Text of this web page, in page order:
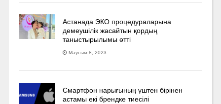
Астанада ЭКО процедураларына
демеушілік жасайтын қордың
таныстырылымы өтті
Маусым 8, 2023
Смартфон нарығының үштен бірінен
астамы екі брендке тиесілі